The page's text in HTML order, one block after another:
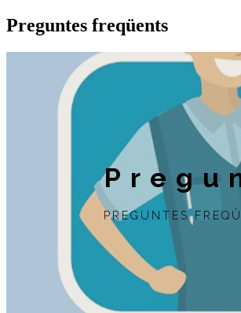
Preguntes freqüents
PREGUNTES